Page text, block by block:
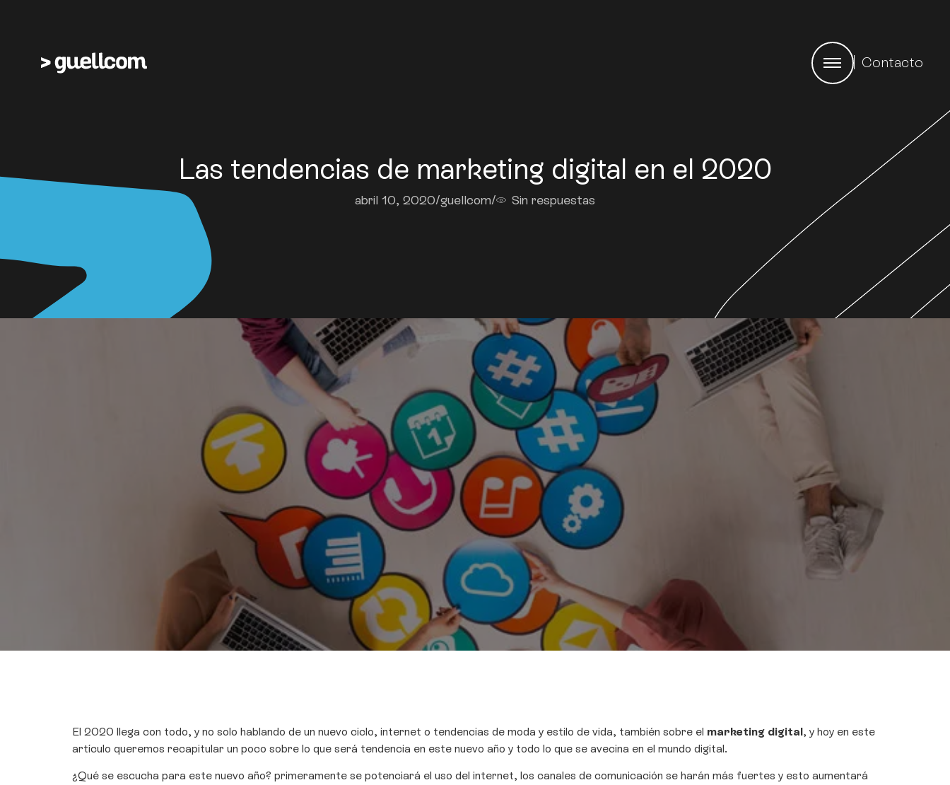
Contacto
Las tendencias de marketing digital en el 2020
abril 10, 2020/guellcom/ Sin respuestas
El 2020 llega con todo, y no solo hablando de un nuevo ciclo, internet o tendencias de moda y estilo de vida, también sobre el marketing digital, y hoy en este
artículo queremos recapitular un poco sobre lo que será tendencia en este nuevo año y todo lo que se avecina en el mundo digital.
¿Qué se escucha para este nuevo año? primeramente se potenciará el uso del internet, los canales de comunicación se harán más fuertes y esto aumentará